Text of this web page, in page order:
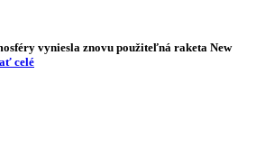
vyniesla znovu použiteľná raketa New
celé